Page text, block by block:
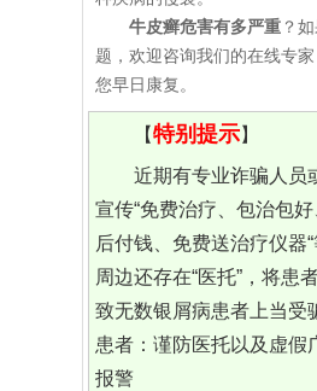
牛皮癣危害有多严重 ？
题，欢迎咨询我们的在线专
您早日康复。
【特别提示】
近期有专业诈骗人员
宣传“免费治疗、包治包
后付钱、免费送治疗仪器
周边还存在“医托”，将患
致无数银屑病患者上当受
患者：谨防医托以及虚假
报警